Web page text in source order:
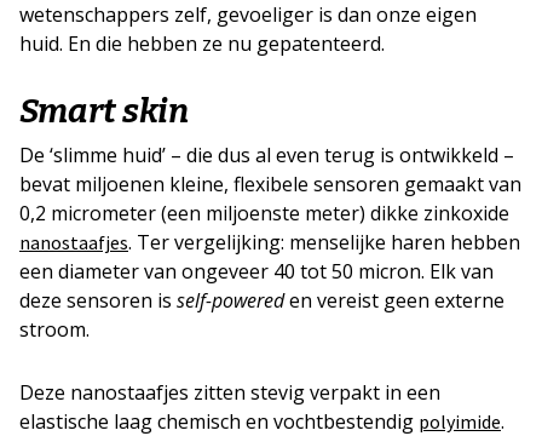
wetenschappers zelf, gevoeliger is dan onze eigen
huid. En die hebben ze nu gepatenteerd.
Smart skin
De ‘slimme huid’ – die dus al even terug is ontwikkeld –
bevat miljoenen kleine, flexibele sensoren gemaakt van
0,2 micrometer (een miljoenste meter) dikke zinkoxide
nanostaafjes. Ter vergelijking: menselijke haren hebben
een diameter van ongeveer 40 tot 50 micron. Elk van
deze sensoren is self-powereden vereist geen externe
stroom.
Deze nanostaafjes zitten stevig verpakt in een
elastische laag chemisch en vochtbestendig polyimide.